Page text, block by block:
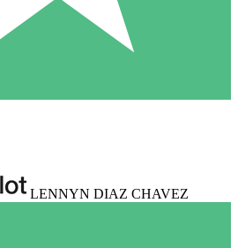
LENNYN DIAZ CHAVEZ